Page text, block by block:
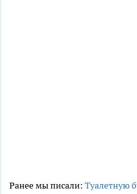
Ранее мы писали: Туалетную